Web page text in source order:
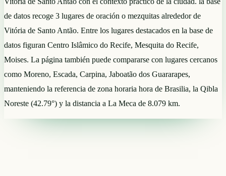
de datos recoge 3 lugares de oración o mezquitas alrededor de
Vitória de Santo Antão. Entre los lugares destacados en la base de
datos figuran Centro Islâmico do Recife, Mesquita do Recife,
Moises. La página también puede compararse con lugares cercanos
como Moreno, Escada, Carpina, Jaboatão dos Guararapes,
manteniendo la referencia de zona horaria hora de Brasilia, la Qibla
Noreste (42.79°) y la distancia a La Meca de 8.079 km.